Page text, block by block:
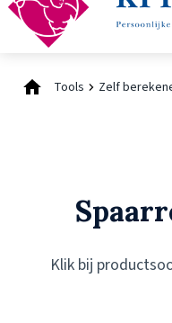
Tools Zelf
Klik bij